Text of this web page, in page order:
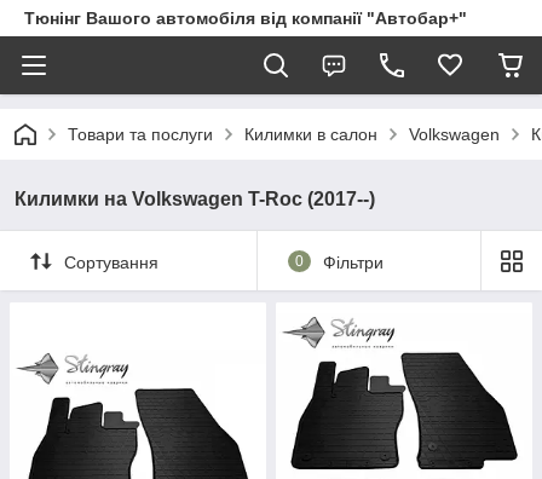
Тюнінг Вашого автомобіля від компанії "Автобар+"
Товари та послуги Килимки в салон Volkswagen
Килимки на Volkswagen T-Roc (2017--)
Сортування 0 Фільтри